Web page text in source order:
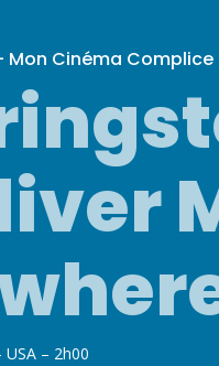
Mon Cinéma
USA – 2h00